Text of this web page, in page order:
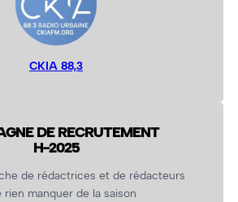
CKIA 88,3
DE RECRUTEMENT
H-2025
de rédactrices et de rédacteurs
manquer de la saison